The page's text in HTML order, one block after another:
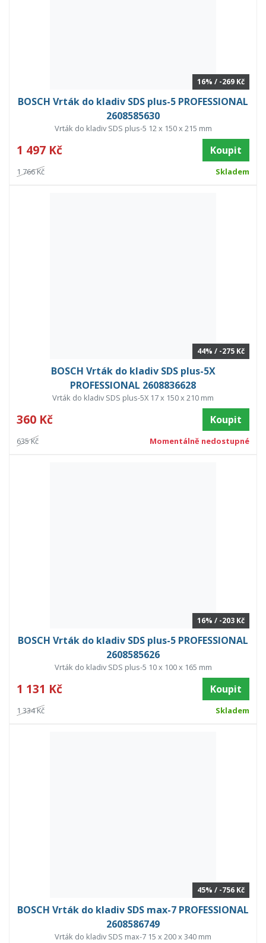
16% / -269 Kč
BOSCH Vrták do kladiv SDS plus-5 PROFESSIONAL
2608585630
Vrták do kladiv SDS plus-5 12 x 150 x 215 mm
1 497 Kč Koupit
1 766 Kč Skladem
44% / -275 Kč
BOSCH Vrták do kladiv SDS plus-5X
PROFESSIONAL 2608836628
Vrták do kladiv SDS plus-5X 17 x 150 x 210 mm
360 Kč Koupit
635 Kč Momentálně nedostupné
16% / -203 Kč
BOSCH Vrták do kladiv SDS plus-5 PROFESSIONAL
2608585626
Vrták do kladiv SDS plus-5 10 x 100 x 165 mm
1 131 Kč Koupit
1 334 Kč Skladem
45% / -756 Kč
BOSCH Vrták do kladiv SDS max-7 PROFESSIONAL
2608586749
Vrták do kladiv SDS max-7 15 x 200 x 340 mm